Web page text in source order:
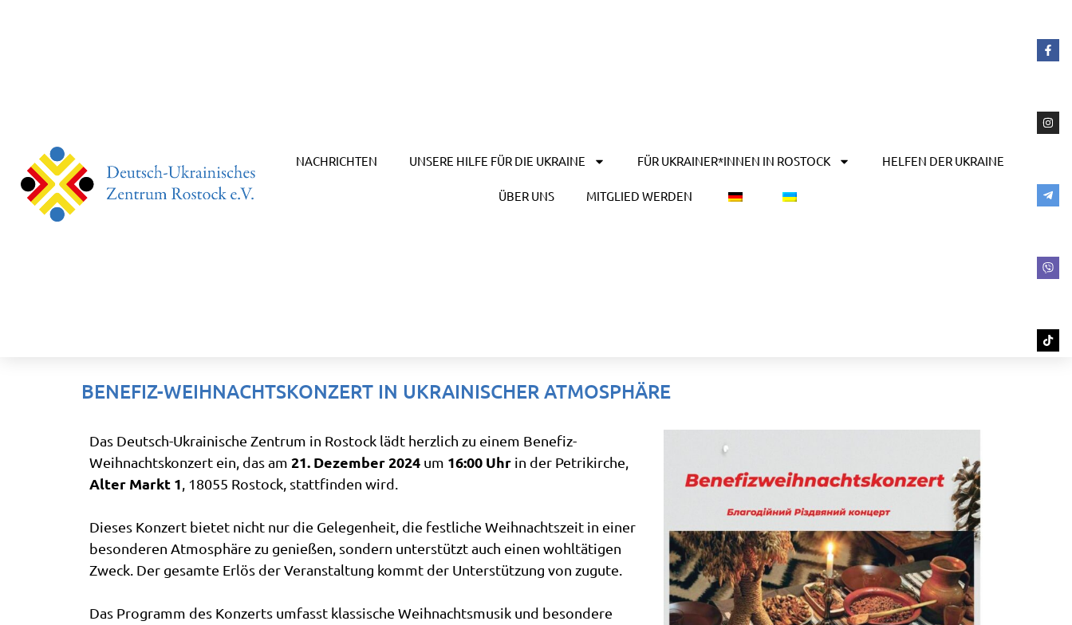
NACHRICHTEN UNSERE HILFE FÜR DIE UKRAINE FÜR UKRAINER*INNEN IN ROSTOCK HELFEN DER UKRAINE
ÜBER UNS MITGLIED WERDEN
BENEFIZ-WEIHNACHTSKONZERT IN UKRAINISCHER ATMOSPHÄRE
Das Deutsch-Ukrainische Zentrum in Rostock lädt herzlich zu einem Benefiz-
Weihnachtskonzert ein, das am 21. Dezember 2024 um 16:00 Uhr in der Petrikirche,
Alter Markt 1, 18055 Rostock, stattfinden wird.
Dieses Konzert bietet nicht nur die Gelegenheit, die festliche Weihnachtszeit in einer
besonderen Atmosphäre zu genießen, sondern unterstützt auch einen wohltätigen
Zweck. Der gesamte Erlös der Veranstaltung kommt der Unterstützung von zugute.
Das Programm des Konzerts umfasst klassische Weihnachtsmusik und besondere